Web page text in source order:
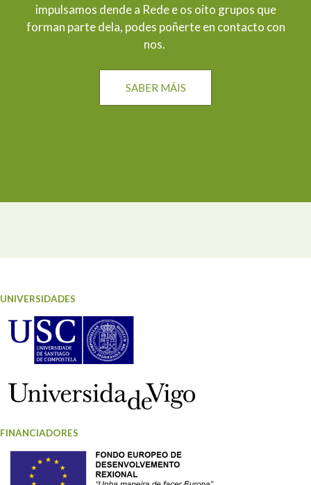
impulsamos dende a Rede e os oito grupos que
forman parte dela, podes poñerte en contacto con
nos.
SABER MÁIS
UNIVERSIDADES
FINANCIADORES